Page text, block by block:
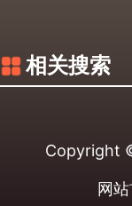
相关搜索
Copyright
网